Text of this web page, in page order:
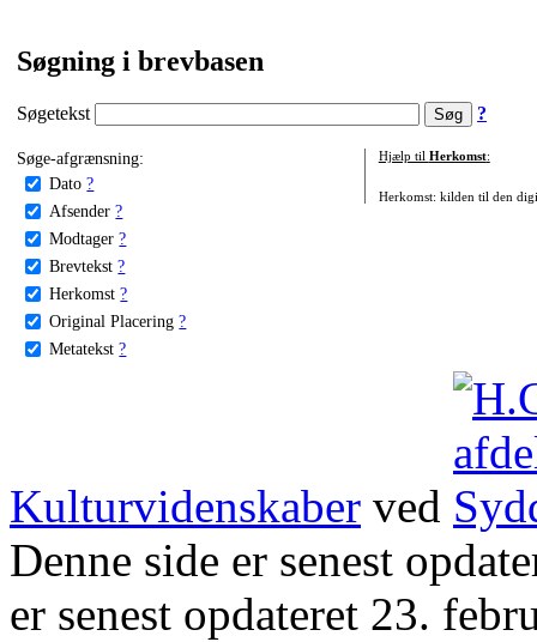
Søgning i brevbasen
Søgetekst ?
Søge-afgrænsning:
Dato ?
Afsender ?
Modtager ?
Brevtekst ?
Herkomst ?
Original Placering ?
Metatekst ?
Hjælp til Herkomst:
Herkomst: kilden til den
Kulturvidenskaber ved
Denne side er senest
er senest opdateret 23.